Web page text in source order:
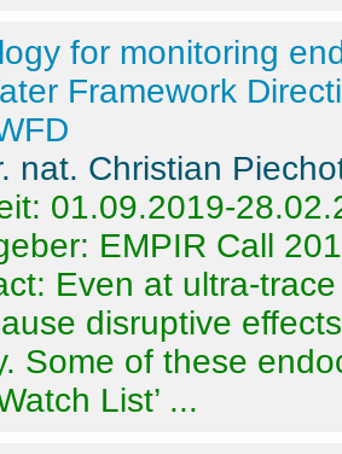
for monitoring
Framework
nat. Christian
01.09.2019-
EMPIR Call
Even at ultra-
disruptive
Some of these
List’ ...